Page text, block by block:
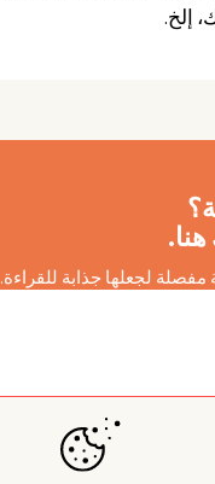
إلخ.
لجعلها جذابة للقراءة.